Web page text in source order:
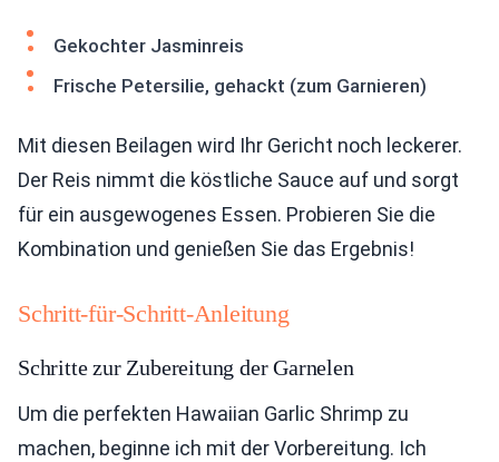
Gekochter Jasminreis
Frische Petersilie, gehackt (zum Garnieren)
Mit diesen Beilagen wird Ihr Gericht noch leckerer.
Der Reis nimmt die köstliche Sauce auf und sorgt
für ein ausgewogenes Essen. Probieren Sie die
Kombination und genießen Sie das Ergebnis!
Schritt-für-Schritt-Anleitung
Schritte zur Zubereitung der Garnelen
Um die perfekten Hawaiian Garlic Shrimp zu
machen, beginne ich mit der Vorbereitung. Ich